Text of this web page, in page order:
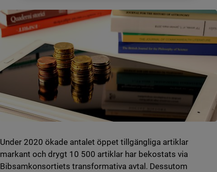
Under 2020 ökade antalet öppet tillgängliga artiklar
markant och drygt 10 500 artiklar har bekostats via
Bibsamkonsortiets transformativa avtal. Dessutom